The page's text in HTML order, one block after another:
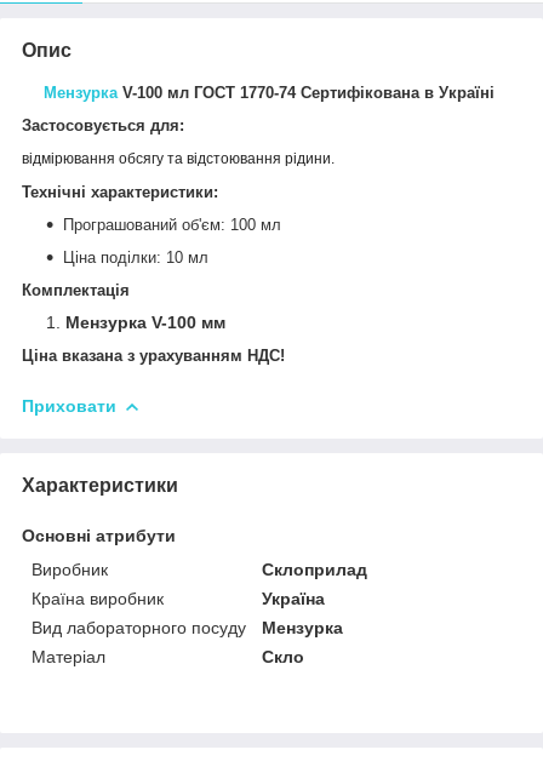
Опис
Мензурка V-100 мл ГОСТ 1770-74 Сертифікована в Україні
Застосовується для:
відмірювання обсягу та відстоювання рідини.
Технічні характеристики:
Програшований об'єм: 100 мл
Ціна поділки: 10 мл
Комплектація
Мензурка V-100 мм
Ціна вказана з урахуванням НДС!
Приховати
Характеристики
Основні атрибути
Виробник
Склоприлад
Країна виробник
Україна
Вид лабораторного посуду
Мензурка
Матеріал
Скло